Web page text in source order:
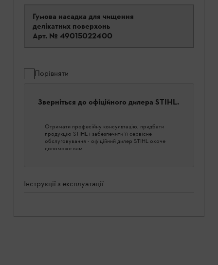
Гумова насадка для чищення
делікатних поверхонь
Арт. № 49015022400
Порівняти
Зверніться до офіційного дилера STIHL.
Отримати професійну консультацію, придбати
продукцію STIHL і забезпечити її сервісне
обслуговування - офіційний дилер STIHL охоче
допоможе вам.
Інструкції з експлуатації